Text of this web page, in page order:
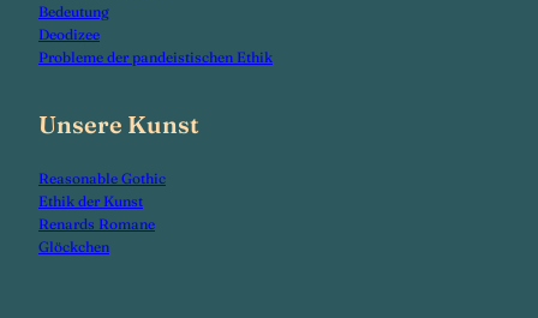
Bedeutung
Deodizee
Probleme der pandeistischen Ethik
Unsere Kunst
Reasonable Gothic
Ethik der Kunst
Renards Romane
Glöckchen